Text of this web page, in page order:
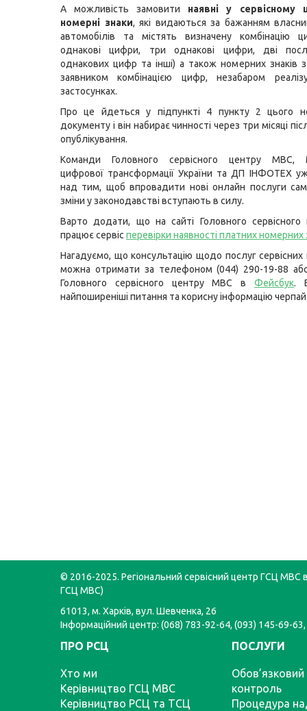
А можливість замовити наявні у сервісному
номерні знаки, які видаються за бажанням
автомобілів та містять визначену комбінацію
однакові цифри, три однакові цифри, дві
однакових цифр та інші) а також номерних знаків
заявником комбінацією цифр, незабаром
застосунках.
Про це йдеться у підпункті 4 пункту 2 цього
документу і він набирає чинності через три місяці
опублікування.
Команди Головного сервісного центру МВС,
цифрової трансформації України та ДП ІНФОТЕХ
над тим, щоб впровадити нові онлайн послуги
зміни у законодавстві вступають в силу.
Варто додати, що на сайті Головного
працює сервіс перевірки наявності платних номерних
Нагадуємо, що консультацію щодо послуг
можна отримати за телефоном (044) 290-19-88 або
Головного сервісного центру МВС вФейсбук.
найпоширеніші питання та корисну інформацію
© 2016-2025. Регіональний сервісний центр ГСЦ МВС в
ГСЦ МВС)
61013, м. Харків, вул. Шевченка, 26
Інформаційний центр: (068) 783-92-64, (093) 145-69-
ПРО РСЦ
Хто ми
Керівництво ГСЦ МВС
Керівництво РСЦ та ТСЦ
ПОСЛУГИ
Обов’язковий
контроль
Процедура